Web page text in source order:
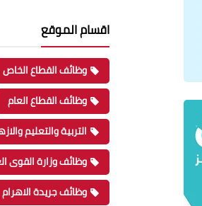
اقسام الموقع
وظائف القطاع الخاص
وظائف القطاع العام
التربية والتعليم
وظائف وزارة القوى
وظائف جريدة الاهرام